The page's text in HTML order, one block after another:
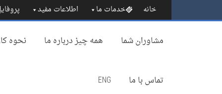
خانه خدمات ما اطلاعات مفید
مشاوران شما همه چیز درباره‌ ما نحوه
تماس با ما ENG